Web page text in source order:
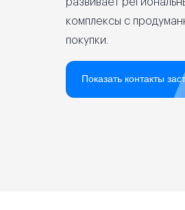
комплексы с
покупки.
Показать контакты